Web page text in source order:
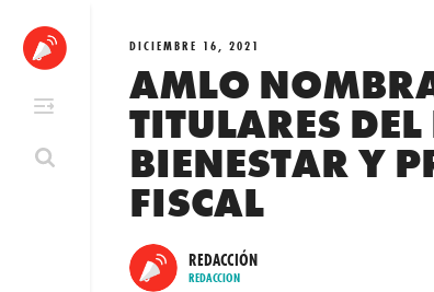
content
DICIEMBRE 16, 2021
AMLO
TITULARES
BIENESTAR Y
FISCAL
REDACCIÓN
REDACCION